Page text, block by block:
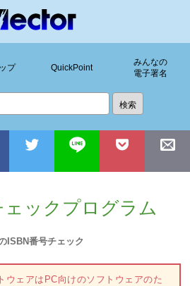
プ QuickPoint
みんなの
電子署名
ェックプログラム
ISBN番号チェック
ウェアはPC向けのソフトウェアのた